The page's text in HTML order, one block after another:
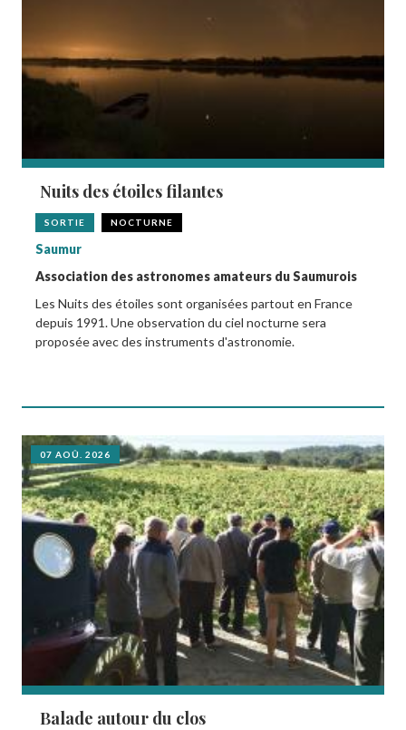
Nuits des étoiles filantes
SORTIE NOCTURNE
Saumur
Association des astronomes amateurs du Saumurois
Les Nuits des étoiles sont organisées partout en France
depuis 1991. Une observation du ciel nocturne sera
proposée avec des instruments d'astronomie.
07 AOÛ. 2026
Balade autour du clos